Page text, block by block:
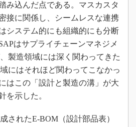
み込んだ点である。マスカスタ
接に関係し、シームレスな連携
システム的にも組織的にも分断
はサプライチェーンマネジメ
製造領域には深く関わってきた
にはそれほど関わってこなかっ
はこの「設計と製造の溝」が大
を示した。
されたE-BOM（設計部品表）